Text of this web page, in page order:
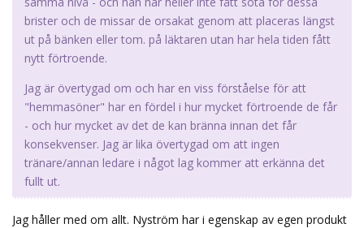
brister och de missar de orsakat genom att placeras längst
ut på bänken eller tom. på läktaren utan har hela tiden fått
nytt förtroende.
Jag är övertygad om och har en viss förståelse för att
"hemmasöner" har en fördel i hur mycket förtroende de får
- och hur mycket av det de kan bränna innan det får
konsekvenser. Jag är lika övertygad om att ingen
tränare/annan ledare i något lag kommer att erkänna det
fullt ut.
Jag håller med om allt. Nyström har i egenskap av egen produkt